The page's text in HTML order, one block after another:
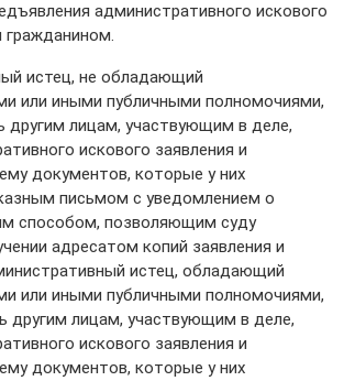
административного искового
гражданином.
истец, не обладающий
или иными публичными полномочиями,
другим лицам, участвующим в деле,
искового заявления и
документов, которые у них
письмом с уведомлением о
способом, позволяющим суду
адресатом копий заявления и
истец, обладающий
или иными публичными полномочиями,
другим лицам, участвующим в деле,
искового заявления и
документов, которые у них